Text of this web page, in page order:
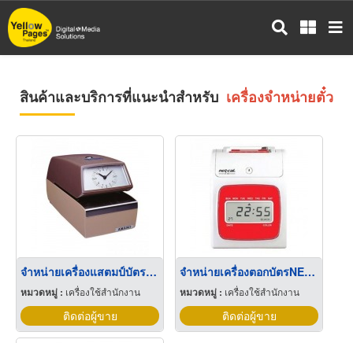
ข้าม
ไป
สินค้าและบริการที่แนะนำสำหรับ เครื่องจำหน่ายตั๋ว
จำหน่ายเครื่องแสตมป์บัตรจอดรถ AMANO4740
หมวดหมู่ : เครื่องใช้สำนักงาน
ติดต่อผู้ขาย
จำหน่ายเครื่องตอกบัตรNEOCAL D8-B
หมวดหมู่ : เครื่องใช้สำนักงาน
ติดต่อผู้ขาย